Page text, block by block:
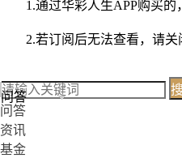
1.通过华彩人生APP购买的
2.若订阅后无法查看，请
问答
问答
资讯
基金